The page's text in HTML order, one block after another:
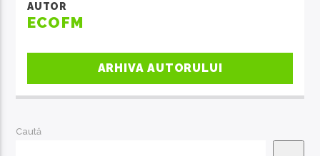
AUTOR
ECOFM
ARHIVA AUTORULUI
Caută